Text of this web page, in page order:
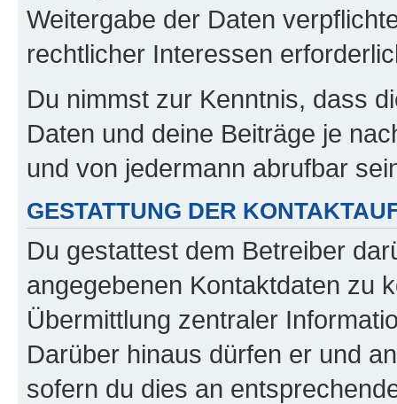
Weitergabe der Daten
rechtlicher Interessen
Du nimmst zur Kenntnis, dass
Daten und deine Beiträge je
und von jedermann abrufbar
GESTATTUNG DER
Du gestattest dem Betreiber
angegebenen Kontaktdaten zu
Übermittlung zentraler
Darüber hinaus dürfen er und
sofern du dies an